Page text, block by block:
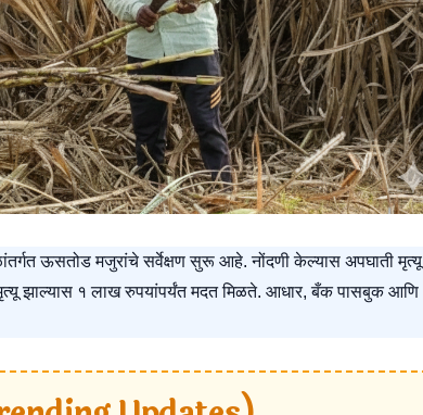
ऊसतोड मजुरांचे सर्वेक्षण सुरू आहे. नोंदणी केल्यास अपघाती मृत्यू
झाल्यास १ लाख रुपयांपर्यंत मदत मिळते. आधार, बँक पासबुक आणि